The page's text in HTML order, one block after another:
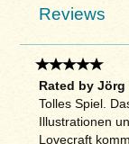
Reviews
Rated by Jörg
Tolles Spiel.
Illustrationen
Lovecraft